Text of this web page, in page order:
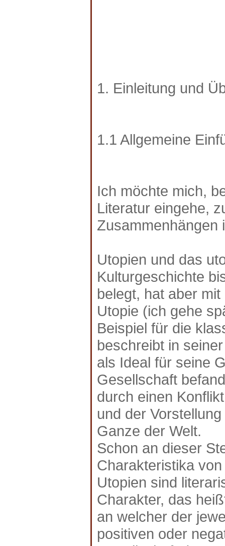
1. Einleitung und
1.1 Allgemeine
Ich möchte mich,
Literatur eingehe,
Zusammenhängen
Utopien und das
Kulturgeschichte
belegt, hat aber
Utopie (ich gehe
Beispiel für die
beschreibt in
als Ideal für seine
Gesellschaft
durch einen
und der
Ganze der Welt.
Schon an dieser
Charakteristika
Utopien sind
Charakter, das
an welcher der
positiven oder